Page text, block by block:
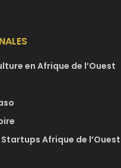
en Afrique de l’Ouest
Afrique de l’Ouest